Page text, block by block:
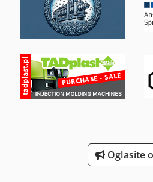
Strojevi I Alati Za Obradu
Strojevi Za Obrubljivanje
Sudoper Od Nehrđajućeg
Umrijeti Stroj Za Savijanje
Oglasite